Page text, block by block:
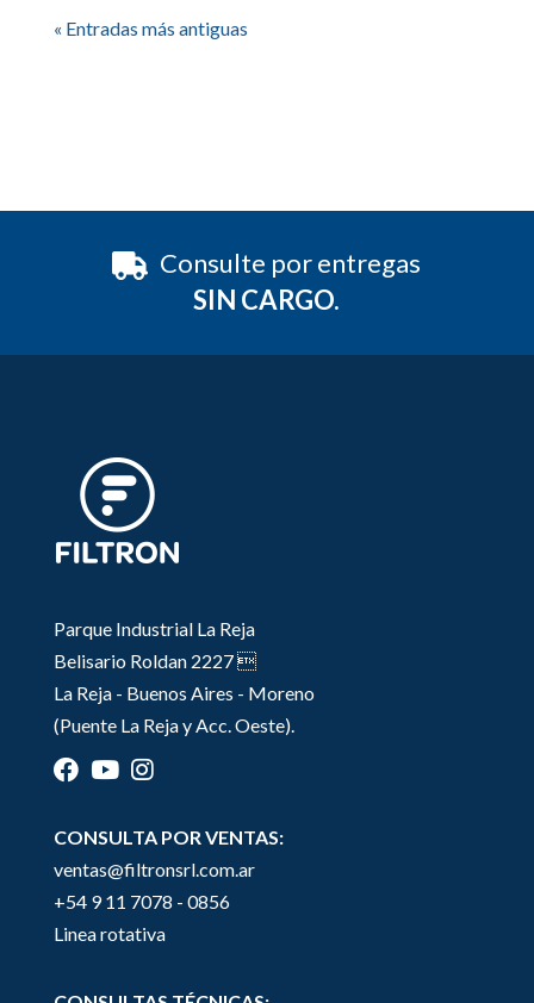
« Entradas más antiguas
Consulte por entregas
SIN CARGO.
Parque Industrial La Reja
Belisario Roldan 2227 
La Reja - Buenos Aires - Moreno
(Puente La Reja y Acc. Oeste).
CONSULTA POR VENTAS:
ventas@filtronsrl.com.ar
+54 9 11 7078 - 0856
Linea rotativa